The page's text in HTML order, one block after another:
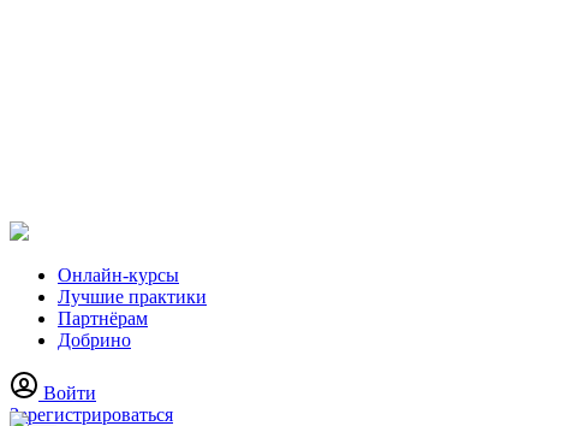
Онлайн-курсы
Лучшие практики
Партнёрам
Добрино
Войти
Зарегистрироваться